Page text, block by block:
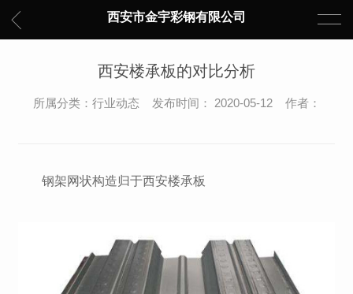
西安市金宇彩钢有限公司
西安楼承板的对比分析
所属分类：行业动态 发布时间： 2020-05-12 作者：
钢架网状构造归于西安楼承板